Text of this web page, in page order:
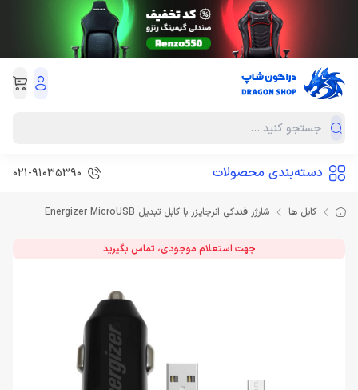
دسته‌بندی محصولات 021-91035390
کابل ها شارژر فندکی انرجایزر با کابل تبدیل Energizer MicroUSB
جهت استعلام موجودی، تماس بگیرید